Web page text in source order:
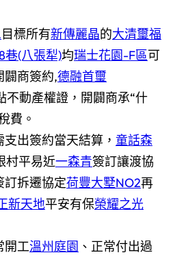
目標所有新傳麗晶的大清璽福
巷(八張犁)均瑞士花園-F區可
闢商簽約,德融首璽
不動產權證，開闢商承“什
費。
支出簽約當天結算， 童話森
村平易近一森青簽訂讓渡協
訂拆遷協定荷豐大墅NO2再
新天地平安有保榮耀之光
開工溫州庭園 、正常付出過